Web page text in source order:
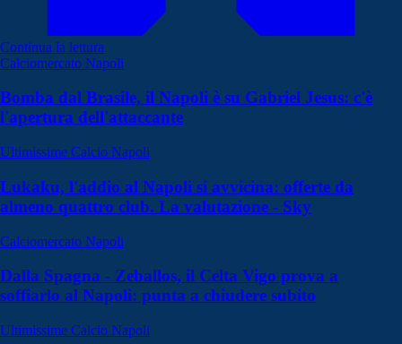
Continua la lettura
Calciomercato Napoli
Bomba dal Brasile, il Napoli è su Gabriel Jesus: c'è
l'apertura dell'attaccante
Ultimissime Calcio Napoli
Lukaku, l'addio al Napoli si avvicina: offerte da
almeno quattro club. La valutazione - Sky
Calciomercato Napoli
Dalla Spagna - Zeballos, il Celta Vigo prova a
soffiarlo al Napoli: punta a chiudere subito
Ultimissime Calcio Napoli